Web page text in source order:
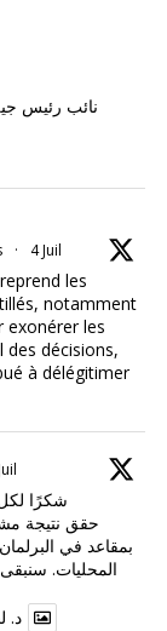
نائب رئيس
· 4 Juil
les
notamment
exonérer les
des décisions,
à délégitimer
شكرًا
بمقاعد في
المحليات.
د.